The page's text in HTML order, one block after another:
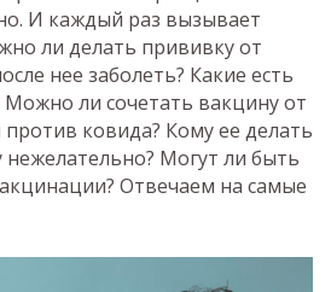
И каждый раз вызывает
ли делать прививку от
нее заболеть? Какие есть
ли сочетать вакцину от
ковида? Кому ее делать
нежелательно? Могут ли быть
Отвечаем на самые